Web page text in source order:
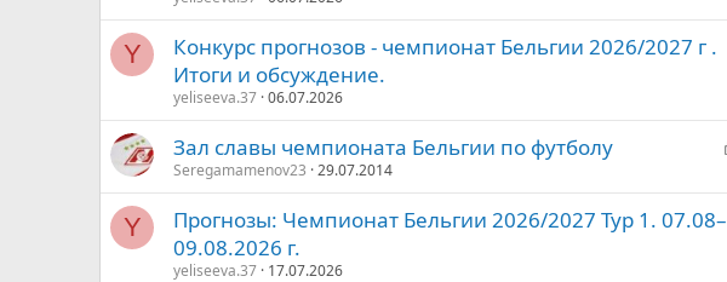
Y
Конкурс прогнозов - чемпионат Бельгии 2026/2027 г .
Итоги и обсуждение.
yeliseeva.37 06.07.2026
Зал славы чемпионата Бельгии по футболу
Seregamamenov23 29.07.2014
Y
Прогнозы: Чемпионат Бельгии 2026/2027 Тур 1. 07.08–
09.08.2026 г.
yeliseeva.37 17.07.2026